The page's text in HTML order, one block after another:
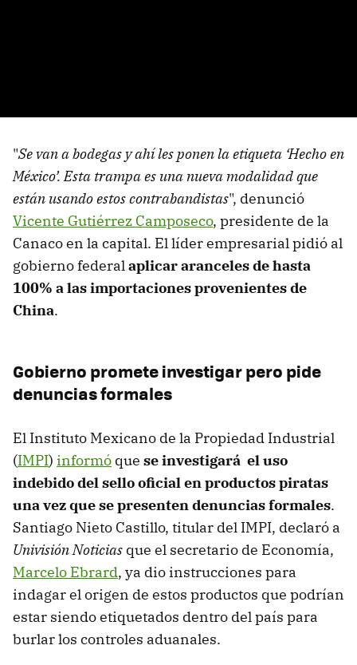
"Se van a bodegas y ahí les ponen la etiqueta ‘Hecho en
México’. Esta trampa es una nueva modalidad que
están usando estos contrabandistas", denunció
Vicente Gutiérrez Camposeco, presidente de la
Canaco en la capital. El líder empresarial pidió al
gobierno federalaplicar aranceles de hasta
100% a las importaciones provenientes de
China.
Gobierno promete investigar pero pide
denuncias formales
El Instituto Mexicano de la Propiedad Industrial
(IMPI) informó que se investigará el uso
indebido del sello oficial en productos piratas
una vez que se presenten denuncias formales.
Santiago Nieto Castillo, titular del IMPI, declaró a
Univisión Noticias que el secretario de Economía,
Marcelo Ebrard, ya dio instrucciones para
indagar el origen de estos productos que podrían
estar siendo etiquetados dentro del país para
burlar los controles aduanales.